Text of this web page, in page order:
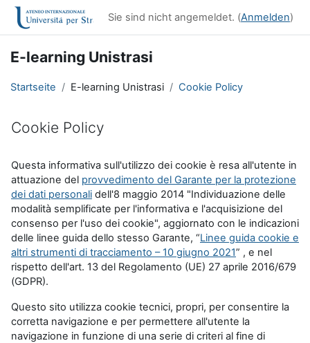
Zum Hauptinhalt
Sie sind nicht angemeldet. (Anmelden)
E-learning Unistrasi
Startseite E-learning Unistrasi Cookie Policy
Cookie Policy
Questa informativa sull'utilizzo dei cookie è resa all'utente in
attuazione del provvedimento del Garante per la protezione
dei dati personali dell'8 maggio 2014 "Individuazione delle
modalità semplificate per l'informativa e l'acquisizione del
consenso per l'uso dei cookie", aggiornato con le indicazioni
delle linee guida dello stesso Garante, “Linee guida cookie e
altri strumenti di tracciamento – 10 giugno 2021” , e nel
rispetto dell'art. 13 del Regolamento (UE) 27 aprile 2016/679
(GDPR).
Questo sito utilizza cookie tecnici, propri, per consentire la
corretta navigazione e per permettere all'utente la
navigazione in funzione di una serie di criteri al fine di